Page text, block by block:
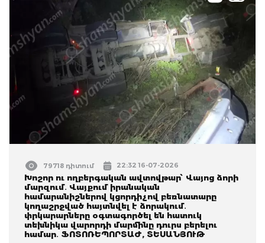
79718 դիտում 22:32 16-07-2026
Խոշոր ու ողբերգական ավտովթար՝ Վայոց ձորի
մարզում․ Վայքում իրանական
համարանիշներով կցորդիչով բեռնատարը
կողաշրջված հայտնվել է ձորակում․
փրկարարները օգտագործել են հատուկ
տեխնիկա վարորդի մարմինը դուրս բերելու
համար․ ՖՈՏՈՌԵՊՈՐՏԱԺ, ՏԵՍԱՆՅՈՒԹ